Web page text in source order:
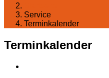
Service
Terminkalender
Terminkalender